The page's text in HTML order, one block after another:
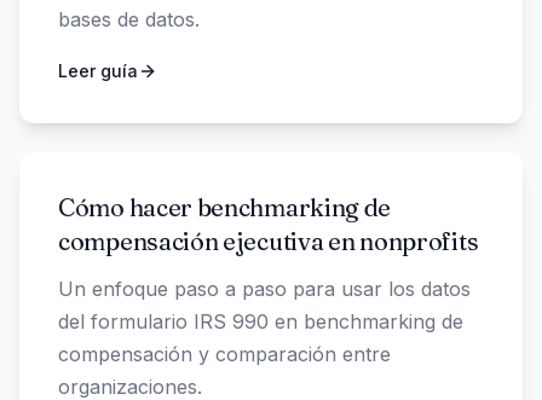
bases de datos.
Leer guía
Cómo hacer benchmarking de
compensación ejecutiva en nonprofits
Un enfoque paso a paso para usar los datos
del formulario IRS 990 en benchmarking de
compensación y comparación entre
organizaciones.